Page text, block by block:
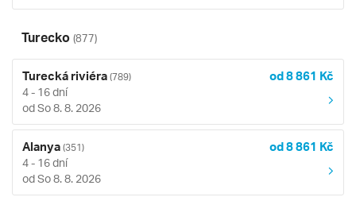
Turecko (877)
Turecká riviéra (789) od 8 861 Kč
4 - 16 dní
od So 8. 8. 2026
Alanya (351) od 8 861 Kč
4 - 16 dní
od So 8. 8. 2026